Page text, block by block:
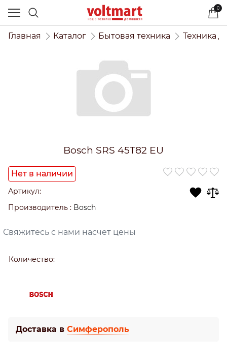
0
Главная Каталог Бытовая техника Техника
Bosch SRS 45T82 EU
Нет в наличии
Артикул:
Производитель : Bosch
Свяжитесь с нами насчет цены
Количество:
Доставка в Симферополь